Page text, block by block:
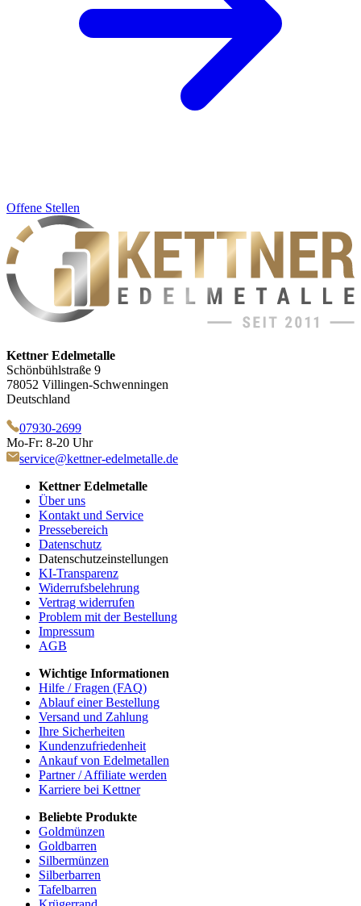
Offene Stellen
Kettner Edelmetalle
Schönbühlstraße 9
78052 Villingen-Schwenningen
Deutschland
07930-2699
Mo-Fr: 8-20 Uhr
service@kettner-edelmetalle.de
Kettner Edelmetalle
Über uns
Kontakt und Service
Pressebereich
Datenschutz
Datenschutzeinstellungen
KI-Transparenz
Widerrufsbelehrung
Vertrag widerrufen
Problem mit der Bestellung
Impressum
AGB
Wichtige Informationen
Hilfe / Fragen (FAQ)
Ablauf einer Bestellung
Versand und Zahlung
Ihre Sicherheiten
Kundenzufriedenheit
Ankauf von Edelmetallen
Partner / Affiliate werden
Karriere bei Kettner
Beliebte Produkte
Goldmünzen
Goldbarren
Silbermünzen
Silberbarren
Tafelbarren